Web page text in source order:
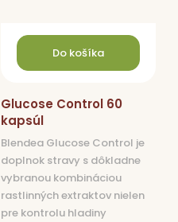
Do košíka
Glucose Control 60
kapsúl
Blendea Glucose Control je
doplnok stravy s dôkladne
vybranou kombináciou
rastlinných extraktov nielen
pre kontrolu hladiny